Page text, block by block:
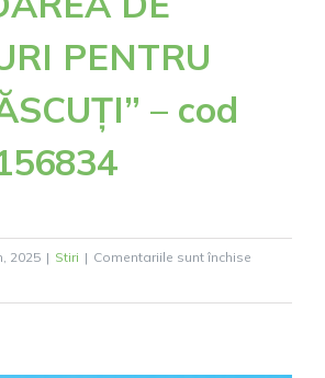
PENTRU
– cod
2025 | Stiri | Comentariile sunt închise
PROIECT